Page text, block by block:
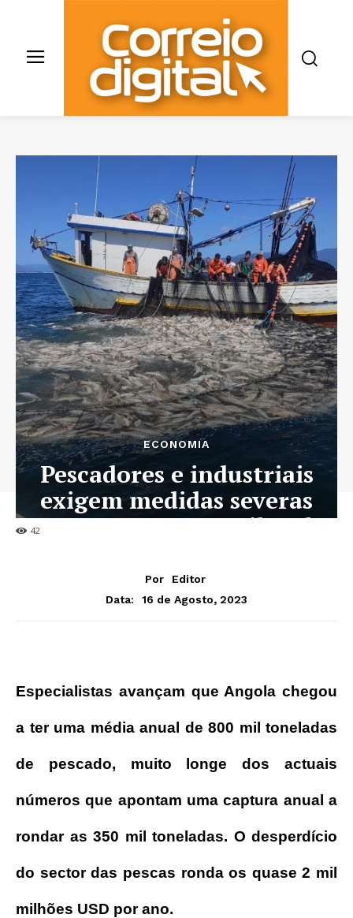
42
ECONOMIA
Pescadores e industriais
exigem medidas severas
para travar pesca ilegal
Por
Editor
Data:
16 de Agosto, 2023
Especialistas avançam que Angola chegou
a ter uma média anual de 800 mil toneladas
de pescado, muito longe dos actuais
números que apontam uma captura anual a
rondar as 350 mil toneladas. O desperdício
do sector das pescas ronda os quase 2 mil
milhões USD por ano.